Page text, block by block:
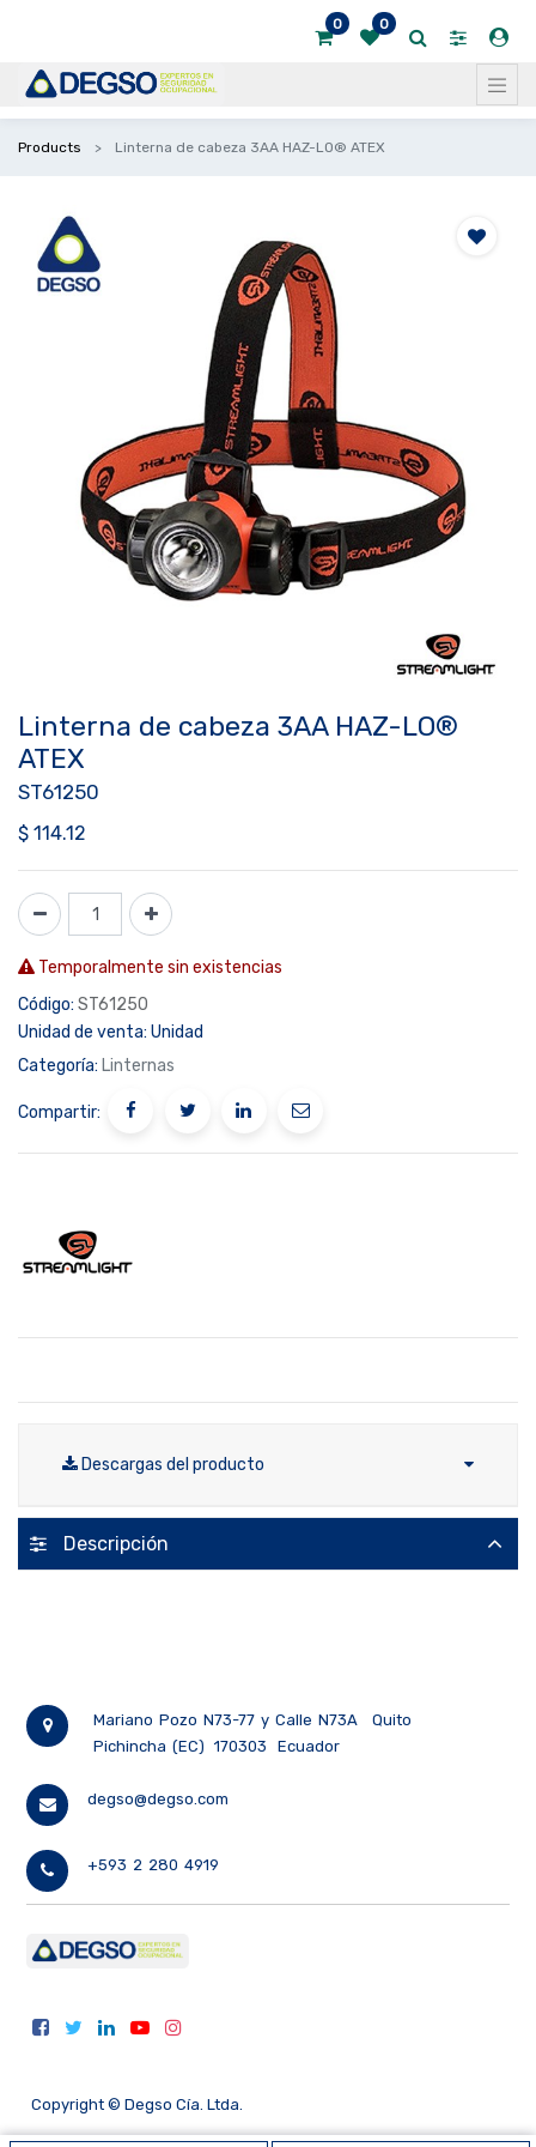
0 0
Products Linterna de cabeza 3AA HAZ-LO® ATEX
Linterna de cabeza 3AA HAZ-LO®
ATEX
ST61250
$ 114.12
Temporalmente sin existencias
Código: ST61250
Unidad de venta: Unidad
Categoría: Linternas
Compartir:
Descargas del producto
Descripción
Mariano Pozo N73-77 y Calle N73A
Quito
Pichincha (EC)
170303 Ecuador
degso@degso.com
+593 2 280 4919
Copyright © Degso Cía. Ltda.